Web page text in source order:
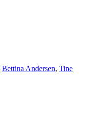
Bettina Andersen, Tine